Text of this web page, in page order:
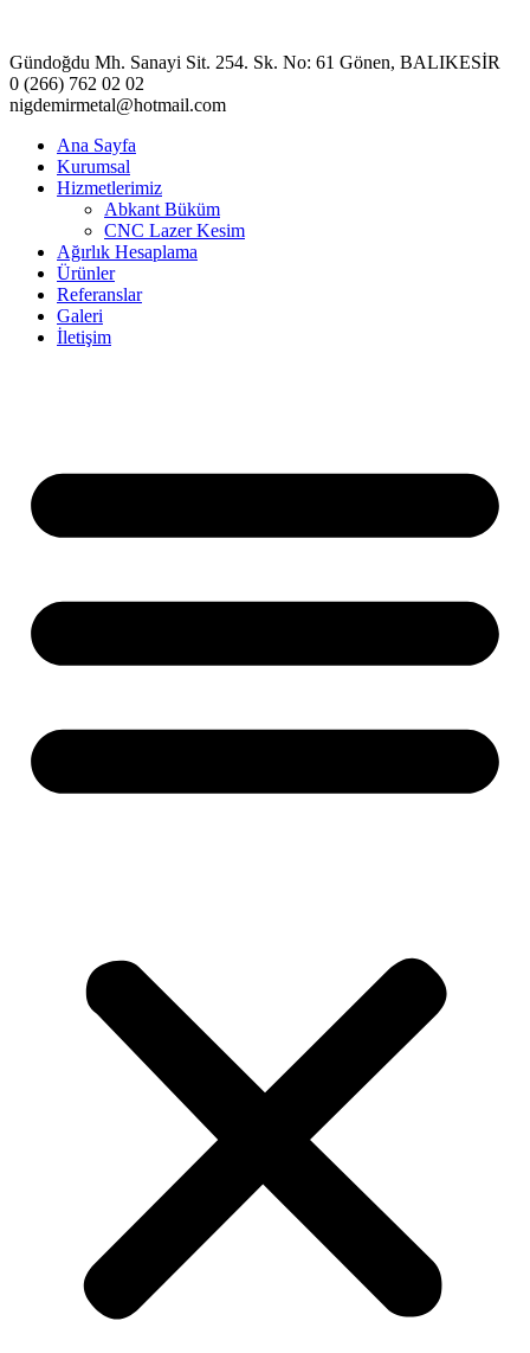
Gündoğdu Mh. Sanayi Sit. 254. Sk. No: 61 Gönen, BALIKESİR
0 (266) 762 02 02
nigdemirmetal@hotmail.com
Ana Sayfa
Kurumsal
Hizmetlerimiz
Abkant Büküm
CNC Lazer Kesim
Ağırlık Hesaplama
Ürünler
Referanslar
Galeri
İletişim